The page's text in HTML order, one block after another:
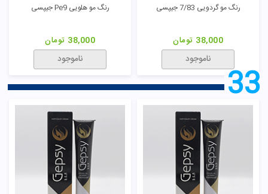
رنگ مو گردویی 7/83 جیپسی
38,000 تومان
ناموجود
رنگ مو هلویی Pe9 جیپسی
38,000 تومان
ناموجود
33